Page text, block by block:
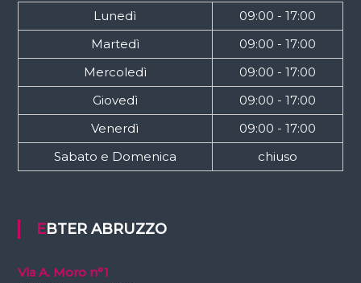
Lunedì
09:00 - 17:00
Martedì
09:00 - 17:00
Mercoledì
09:00 - 17:00
Giovedì
09:00 - 17:00
Venerdì
09:00 - 17:00
Sabato e Domenica
chiuso
EBTER ABRUZZO
Via A. Moro n°1